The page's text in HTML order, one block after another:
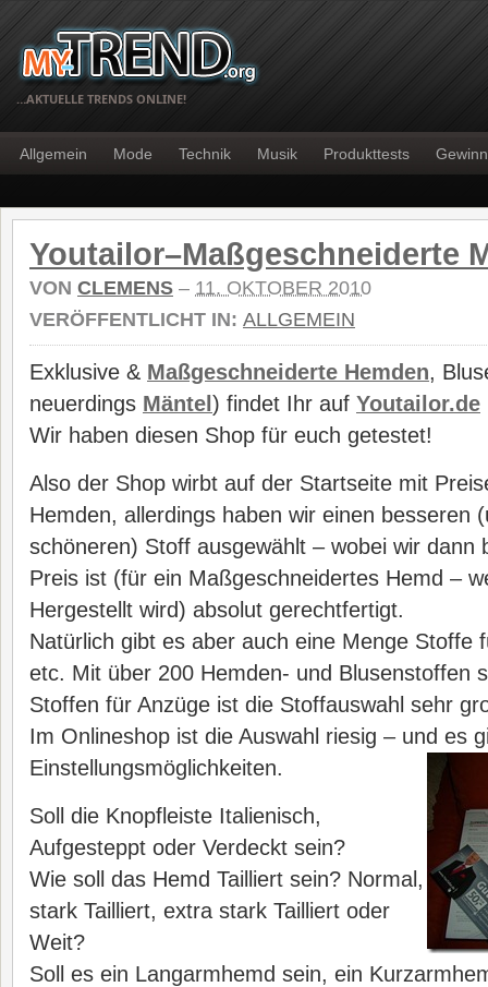
…AKTUELLE TRENDS ONLINE!
Allgemein Mode Technik Musik Produkttests
Youtailor–Maßgeschneiderte
VON CLEMENS – 11. OKTOBER 2010
VERÖFFENTLICHT IN: ALLGEMEIN
Exklusive & Maßgeschneiderte Hemden,
neuerdings Mäntel ) findet Ihr auf Youtailor.de
Wir haben diesen Shop für euch getestet!
Also der Shop wirbt auf der Startseite mit
Hemden, allerdings haben wir einen besseren
schöneren) Stoff ausgewählt – wobei wir dann
Preis ist (für ein Maßgeschneidertes Hemd –
Hergestellt wird) absolut gerechtfertigt.
Natürlich gibt es aber auch eine Menge Stoffe
etc. Mit über 200 Hemden- und Blusenstoffen
Stoffen für Anzüge ist die Stoffauswahl sehr
Im Onlineshop ist die Auswahl riesig – und es
Einstellungsmöglichkeiten.
Soll die Knopfleiste Italienisch,
Aufgesteppt oder Verdeckt sein?
Wie soll das Hemd Tailliert sein? Normal,
stark Tailliert, extra stark Tailliert oder
Weit?
Soll es ein Langarmhemd sein, ein